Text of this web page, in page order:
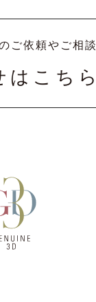
ご依頼やご相談
はこちら